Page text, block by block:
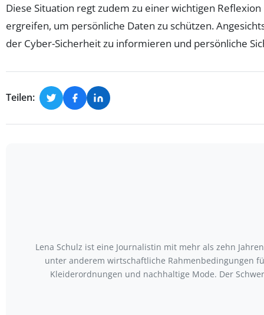
Diese Situation regt zudem zu einer wichtigen
ergreifen, um persönliche Daten zu schützen.
der Cyber-Sicherheit zu informieren und persönliche
Teilen:
Lena Schulz ist eine Journalistin mit mehr als zehn
unter anderem wirtschaftliche Rahmenbedingungen
Kleiderordnungen und nachhaltige Mode. Der